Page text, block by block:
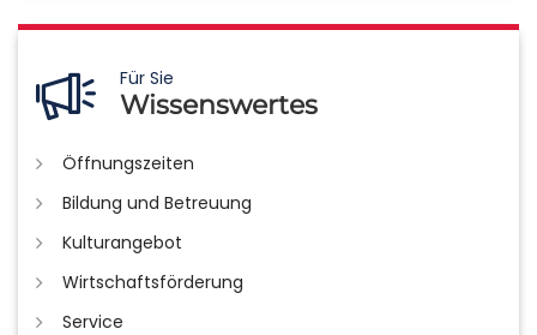
Für Sie
Wissenswertes
Öffnungszeiten
Bildung und Betreuung
Kulturangebot
Wirtschaftsförderung
Service